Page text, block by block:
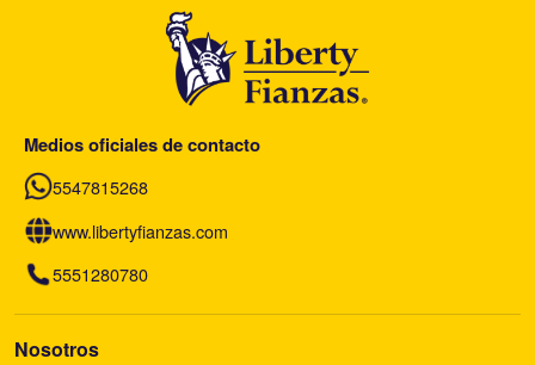
Medios oficiales de contacto
5547815268
www.libertyfianzas.com
5551280780
Nosotros